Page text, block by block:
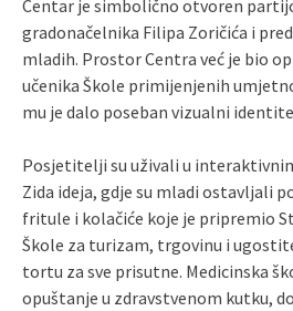
Centar je simbolično otvoren
gradonačelnika Filipa Zoričića i
mladih. Prostor Centra već je bio
učenika Škole primijenjenih
mu je dalo poseban vizualni
Posjetitelji su uživali u
Zida ideja, gdje su mladi ostavljali
fritule i kolačiće koje je pripremio
Škole za turizam, trgovinu i
tortu za sve prisutne. Medicinska
opuštanje u zdravstvenom kutku,